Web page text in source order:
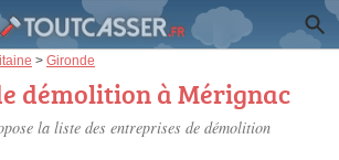
> Gironde
démolition à Mérignac
la liste des entreprises de démolition